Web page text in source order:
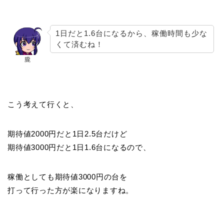
朧
1日だと1.6台になるから、稼働時間も少な
くて済むね！
こう考えて行くと、
期待値2000円だと1日2.5台だけど
期待値3000円だと1日1.6台になるので、
稼働としても期待値3000円の台を
打って行った方が楽になりますね。